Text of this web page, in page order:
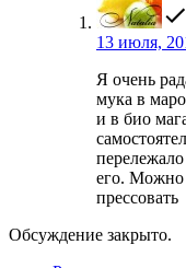
13 июля,
Я очень
мука в
и в био
его. Можно
прессовать
Обсуждение закрыто.